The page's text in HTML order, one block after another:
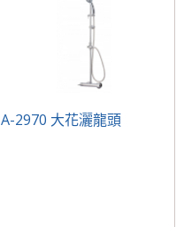
A-2970 大花灑龍頭